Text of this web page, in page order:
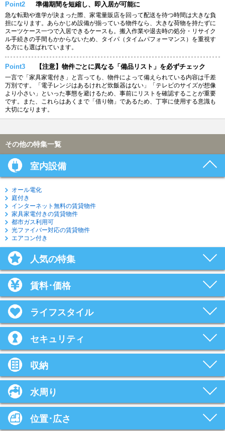
Point2 準備期間を短縮し、即入居が可能に
急な転勤や進学が決まった際、家電量販店を回って配送を待つ時間は大きな負
担になります。あらかじめ設備が揃っている物件なら、大きな荷物を持たずに
スーツケース一つで入居できるケースも。搬入作業や退去時の処分・リサイク
ル手続きの手間もかからないため、タイパ（タイムパフォーマンス）を重視す
る方にも選ばれています。
Point3 【注意】物件ごとに異なる「備品リスト」を必ずチェック
一言で「家具家電付き」と言っても、物件によって備えられている内容は千差
万別です。「電子レンジはあるけれど炊飯器はない」「テレビのサイズが想像
より小さい」といった事態を避けるため、事前にリストを確認することが重要
です。また、これらはあくまで「借り物」であるため、丁寧に使用する意識も
大切になります。
その他の特集一覧
室内設備
オール電化
庭付き
インターネット無料の賃貸物件
家具家電付きの賃貸物件
都市ガス利用可
光ファイバー対応の賃貸物件
エアコン付き
人気の特集
賃料･価格
ライフスタイル
セキュリティ
収納
水周り
位置･広さ